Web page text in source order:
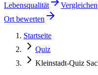
Lebensqualität Vergleichen
Ort bewerten
Startseite
Quiz
Kleinstadt-Quiz